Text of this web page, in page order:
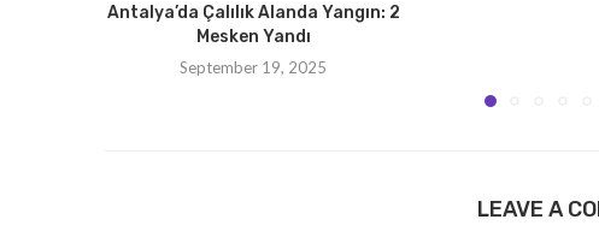
Antalya’da Çalılık Alanda Yangın: 2
Mesken Yandı
September 19, 2025
LEAVE A